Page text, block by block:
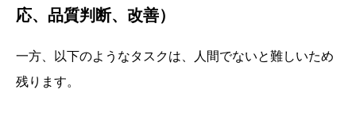
応、品質判断、改善）
一方、以下のようなタスクは、人間でないと難しいため
残ります。